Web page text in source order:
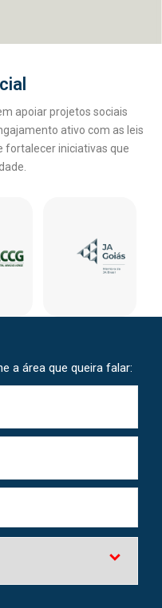
apoiar projetos sociais
ativo com as leis
fortalecer iniciativas que
a área que queira falar: